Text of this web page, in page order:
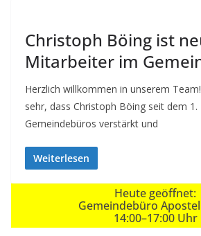
Christoph Böing ist
Mitarbeiter im
Herzlich willkommen in unserem
sehr, dass Christoph Böing seit dem 1.
Gemeindebüros verstärkt und
Weiterlesen
Heute geöffnet:
Gemeindebüro
14:00–17:00 Uhr